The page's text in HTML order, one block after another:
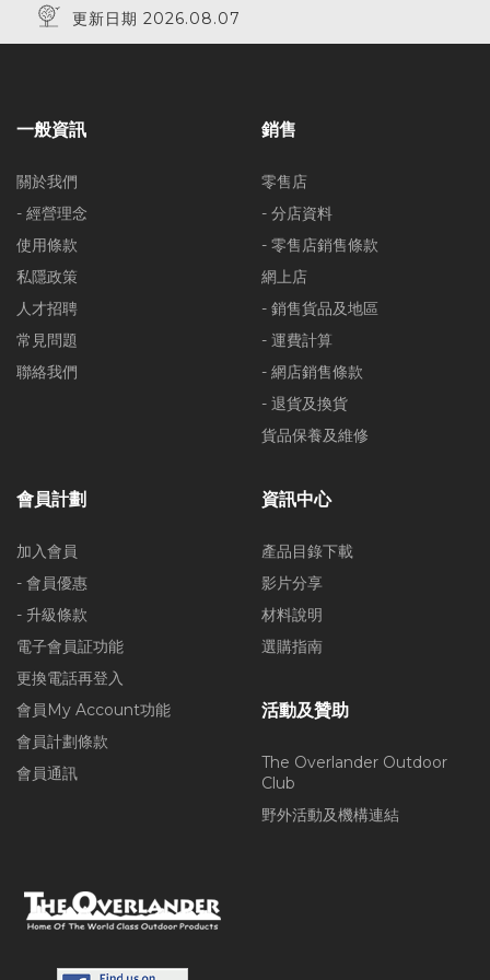
更新日期 2026.08.07
一般資訊
關於我們
- 經營理念
使用條款
私隱政策
人才招聘
常見問題
聯絡我們
銷售
零售店
- 分店資料
- 零售店銷售條款
網上店
- 銷售貨品及地區
- 運費計算
- 網店銷售條款
- 退貨及換貨
貨品保養及維修
會員計劃
加入會員
- 會員優惠
- 升級條款
電子會員証功能
更換電話再登入
會員My Account功能
會員計劃條款
會員通訊
資訊中心
產品目錄下載
影片分享
材料說明
選購指南
活動及贊助
The Overlander Outdoor
Club
野外活動及機構連結